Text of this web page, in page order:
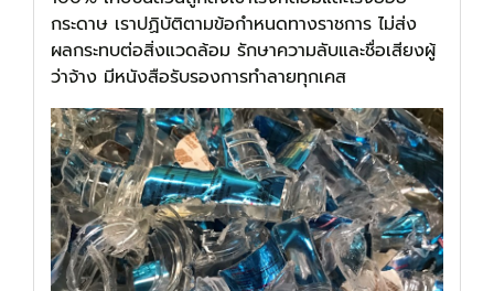
กระดาษ เราปฏิบัติตามข้อกำหนดทางราชการ ไม่ส่ง
ผลกระทบต่อสิ่งแวดล้อม รักษาความลับและชื่อเสียงผู้
ว่าจ้าง มีหนังสือรับรองการทำลายทุกเคส